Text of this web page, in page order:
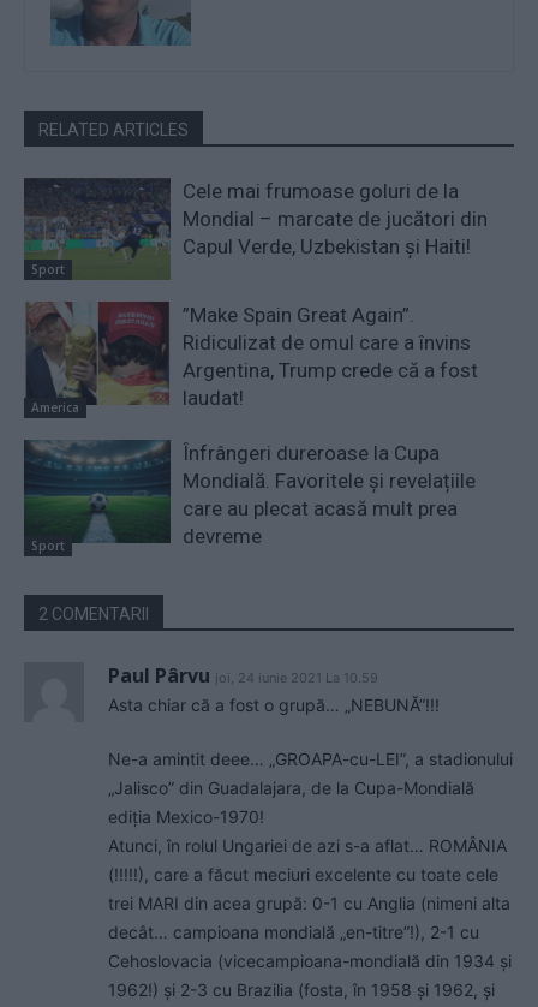
RELATED ARTICLES
Sport
Cele mai frumoase goluri de la
Mondial – marcate de jucători din
Capul Verde, Uzbekistan și Haiti!
America
”Make Spain Great Again”.
Ridiculizat de omul care a învins
Argentina, Trump crede că a fost
laudat!
Sport
Înfrângeri dureroase la Cupa
Mondială. Favoritele și revelațiile
care au plecat acasă mult prea
devreme
2 COMENTARII
Paul Pârvu joi, 24 iunie 2021 La 10.59
Asta chiar că a fost o grupă… „NEBUNĂ”!!!
Ne-a amintit deee… „GROAPA-cu-LEI”, a stadionului
„Jalisco” din Guadalajara, de la Cupa-Mondială
ediția Mexico-1970!
Atunci, în rolul Ungariei de azi s-a aflat… ROMÂNIA
(!!!!!), care a făcut meciuri excelente cu toate cele
trei MARI din acea grupă: 0-1 cu Anglia (nimeni alta
decât… campioana mondială „en-titre”!), 2-1 cu
Cehoslovacia (vicecampioana-mondială din 1934 și
1962!) și 2-3 cu Brazilia (fosta, în 1958 și 1962, și